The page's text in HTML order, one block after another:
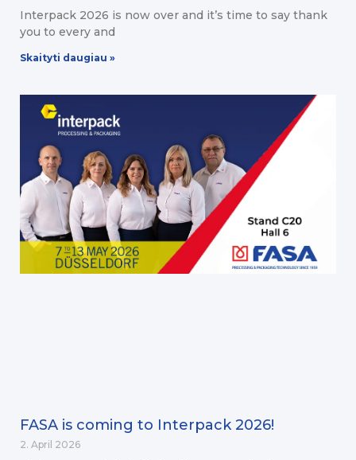
Interpack 2026 is now over and it’s time to say thank
you to every and
Skaityti daugiau »
FASA is coming to Interpack 2026!
2. April 2026